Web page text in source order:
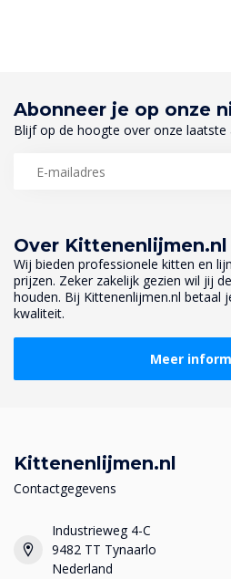
Over Kittenenlijmen.nl
Wij bieden professionele kitten en
prijzen. Zeker zakelijk gezien wil jij
houden. Bij Kittenenlijmen.nl betaal
kwaliteit.
Meer
Abonneer je op onze
Blijf op de hoogte over onze laatste
Kittenenlijmen.nl
Contactgegevens
Industrieweg 4-C
9482 TT Tynaarlo
Nederland